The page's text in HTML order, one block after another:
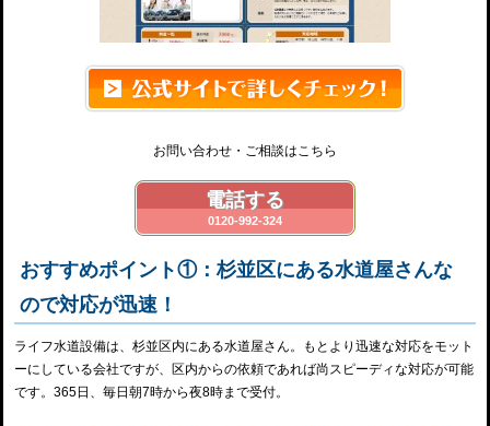
お問い合わせ・ご相談はこちら
電話する
0120-992-324
おすすめポイント①：杉並区にある水道屋さんな
ので対応が迅速！
ライフ水道設備は、杉並区内にある水道屋さん。もとより迅速な対応をモット
ーにしている会社ですが、区内からの依頼であれば尚スピーディな対応が可能
です。365日、毎日朝7時から夜8時まで受付。